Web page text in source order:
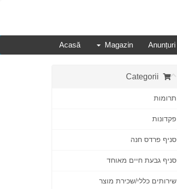
Acasă Magazin Anunțuri
תרומות
פקדונות
סניף פרדס חנה
סניף גבעת חיים מאוחד
שירותים כללי/שכירת מוצר